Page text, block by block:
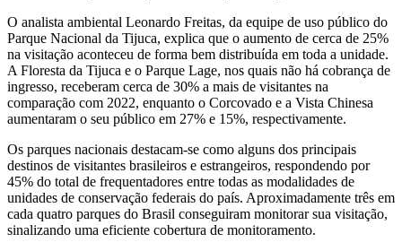
O analista ambiental Leonardo Freitas, da equipe de uso público do
Parque Nacional da Tijuca, explica que o aumento de cerca de 25%
na visitação aconteceu de forma bem distribuída em toda a unidade.
A Floresta da Tijuca e o Parque Lage, nos quais não há cobrança de
ingresso, receberam cerca de 30% a mais de visitantes na
comparação com 2022, enquanto o Corcovado e a Vista Chinesa
aumentaram o seu público em 27% e 15%, respectivamente.
Os parques nacionais destacam-se como alguns dos principais
destinos de visitantes brasileiros e estrangeiros, respondendo por
45% do total de frequentadores entre todas as modalidades de
unidades de conservação federais do país. Aproximadamente três em
cada quatro parques do Brasil conseguiram monitorar sua visitação,
sinalizando uma eficiente cobertura de monitoramento.